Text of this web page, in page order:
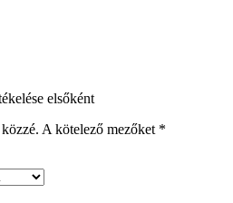
elsőként
A kötelező mezőket *